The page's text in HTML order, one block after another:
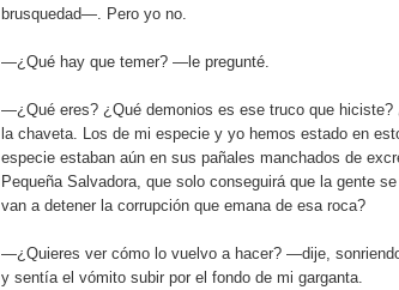
brusquedad—. Pero yo no.
—¿Qué hay que temer? —le pregunté.
—¿Qué eres? ¿Qué demonios es ese truco que
la chaveta. Los de mi especie y yo hemos estado en
especie estaban aún en sus pañales manchados de
Pequeña Salvadora, que solo conseguirá que la gente
van a detener la corrupción que emana de esa roca?
—¿Quieres ver cómo lo vuelvo a hacer? —dije,
y sentía el vómito subir por el fondo de mi garganta.